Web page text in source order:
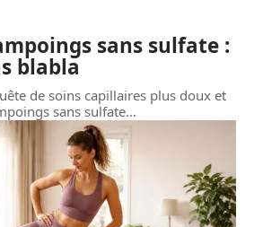
sans sulfate :
blabla
de soins capillaires plus doux et
sans sulfate…